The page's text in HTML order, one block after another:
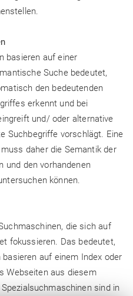
basieren auf einer
Suche bedeutet,
den bedeutenden
erkennt und bei
und/ oder alternative
Suchbegriffe vorschlägt. Eine
daher die Semantik der
und den vorhandenen
können.
die sich auf
fokussieren. Das bedeutet,
auf einem Index oder
Webseiten aus diesem
sind in